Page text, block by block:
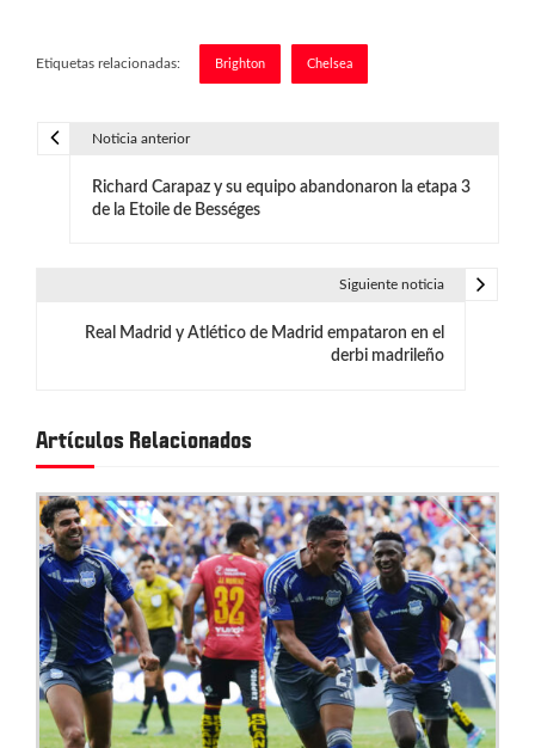
Etiquetas relacionadas: Brighton Chelsea
i
ó
n
d
e
e
n
Noticia anterior
Richard Carapaz y su equipo abandonaron la etapa 3
de la Etoile de Bességes
Siguiente noticia
Real Madrid y Atlético de Madrid empataron en el
derbi madrileño
Artículos Relacionados